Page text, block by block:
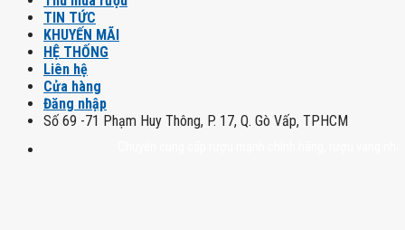
TIN TỨC
KHUYẾN MÃI
HỆ THỐNG
Liên hệ
Cửa hàng
Đăng nhập
Số 69 -71 Phạm Huy Thông, P. 17, Q. Gò Vấp, TPHCM